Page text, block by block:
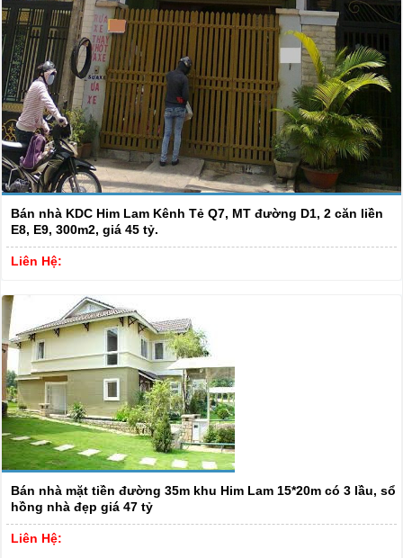
Bán nhà KDC Him Lam Kênh Tẻ Q7, MT đường D1, 2 căn liền
E8, E9, 300m2, giá 45 tỷ.
Liên Hệ:
Bán nhà mặt tiền đường 35m khu Him Lam 15*20m có 3 lầu, sổ
hồng nhà đẹp giá 47 tỷ
Liên Hệ: